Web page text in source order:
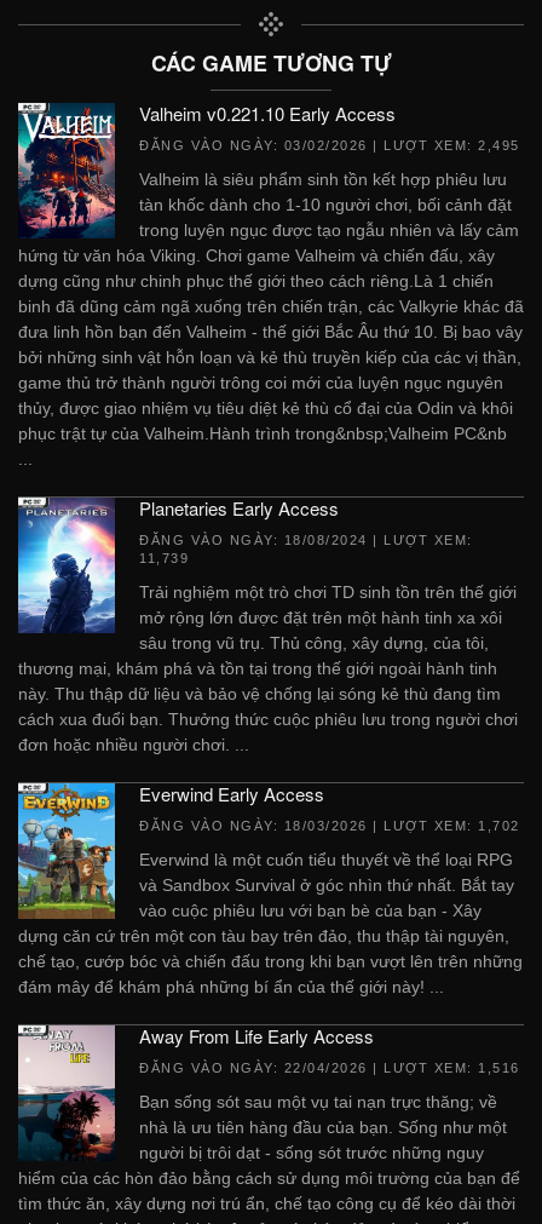
CÁC GAME TƯƠNG TỰ
Valheim v0.221.10 Early Access
ĐĂNG VÀO NGÀY: 03/02/2026 | LƯỢT XEM: 2,495
Valheim là siêu phẩm sinh tồn kết hợp phiêu lưu
tàn khốc dành cho 1-10 người chơi, bối cảnh đặt
trong luyện ngục được tạo ngẫu nhiên và lấy cảm
hứng từ văn hóa Viking. Chơi game Valheim và chiến đấu, xây
dựng cũng như chinh phục thế giới theo cách riêng.Là 1 chiến
binh đã dũng cảm ngã xuống trên chiến trận, các Valkyrie khác đã
đưa linh hồn bạn đến Valheim - thế giới Bắc Âu thứ 10. Bị bao vây
bởi những sinh vật hỗn loạn và kẻ thù truyền kiếp của các vị thần,
game thủ trở thành người trông coi mới của luyện ngục nguyên
thủy, được giao nhiệm vụ tiêu diệt kẻ thù cổ đại của Odin và khôi
phục trật tự của Valheim.Hành trình trong&nbsp;Valheim PC&nb
Planetaries Early Access
ĐĂNG VÀO NGÀY: 18/08/2024 | LƯỢT XEM:
11,739
Trải nghiệm một trò chơi TD sinh tồn trên thế giới
mở rộng lớn được đặt trên một hành tinh xa xôi
sâu trong vũ trụ. Thủ công, xây dựng, của tôi,
thương mại, khám phá và tồn tại trong thế giới ngoài hành tinh
này. Thu thập dữ liệu và bảo vệ chống lại sóng kẻ thù đang tìm
cách xua đuổi bạn. Thưởng thức cuộc phiêu lưu trong người chơi
đơn hoặc nhiều người chơi. ...
Everwind Early Access
ĐĂNG VÀO NGÀY: 18/03/2026 | LƯỢT XEM: 1,702
Everwind là một cuốn tiểu thuyết về thể loại RPG
và Sandbox Survival ở góc nhìn thứ nhất. Bắt tay
vào cuộc phiêu lưu với bạn bè của bạn - Xây
dựng căn cứ trên một con tàu bay trên đảo, thu thập tài nguyên,
chế tạo, cướp bóc và chiến đấu trong khi bạn vượt lên trên những
đám mây để khám phá những bí ẩn của thế giới này! ...
Away From Life Early Access
ĐĂNG VÀO NGÀY: 22/04/2026 | LƯỢT XEM: 1,516
Bạn sống sót sau một vụ tai nạn trực thăng; về
nhà là ưu tiên hàng đầu của bạn. Sống như một
người bị trôi dạt - sống sót trước những nguy
hiểm của các hòn đảo bằng cách sử dụng môi trường của bạn để
tìm thức ăn, xây dựng nơi trú ẩn, chế tạo công cụ để kéo dài thời